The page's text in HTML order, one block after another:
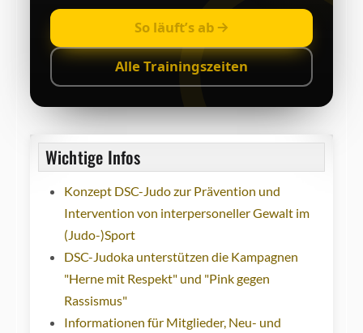
So läuft’s ab
Alle Trainingszeiten
Wichtige Infos
Konzept DSC-Judo zur Prävention und
Intervention von interpersoneller Gewalt im
(Judo-)Sport
DSC-Judoka unterstützen die Kampagnen
"Herne mit Respekt" und "Pink gegen
Rassismus"
Informationen für Mitglieder, Neu- und